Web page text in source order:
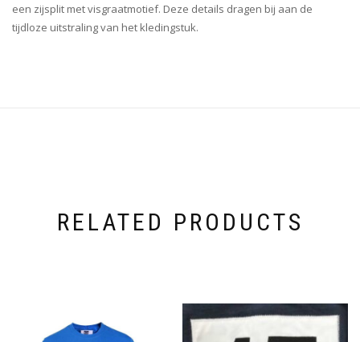
een zijsplit met visgraatmotief. Deze details dragen bij aan de
tijdloze uitstraling van het kledingstuk.
RELATED PRODUCTS